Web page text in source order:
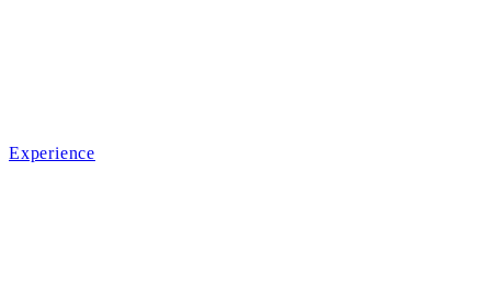
Experience